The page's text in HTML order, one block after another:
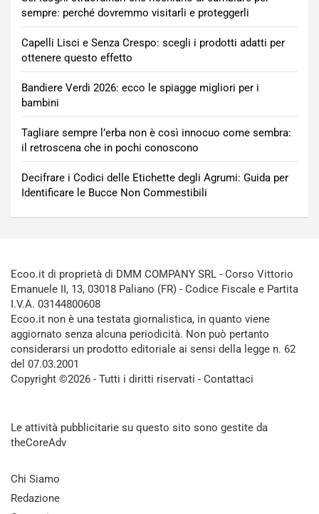
sempre: perché dovremmo visitarli e proteggerli
Capelli Lisci e Senza Crespo: scegli i prodotti adatti per
ottenere questo effetto
Bandiere Verdi 2026: ecco le spiagge migliori per i
bambini
Tagliare sempre l’erba non è così innocuo come sembra:
il retroscena che in pochi conoscono
Decifrare i Codici delle Etichette degli Agrumi: Guida per
Identificare le Bucce Non Commestibili
Ecoo.it di proprietà di DMM COMPANY SRL - Corso Vittorio
Emanuele II, 13, 03018 Paliano (FR) - Codice Fiscale e Partita
I.V.A. 03144800608
Ecoo.it non è una testata giornalistica, in quanto viene
aggiornato senza alcuna periodicità. Non può pertanto
considerarsi un prodotto editoriale ai sensi della legge n. 62
del 07.03.2001
Copyright ©2026 - Tutti i diritti riservati - Contattaci
Le attività pubblicitarie su questo sito sono gestite da
theCoreAdv
Chi Siamo
Redazione